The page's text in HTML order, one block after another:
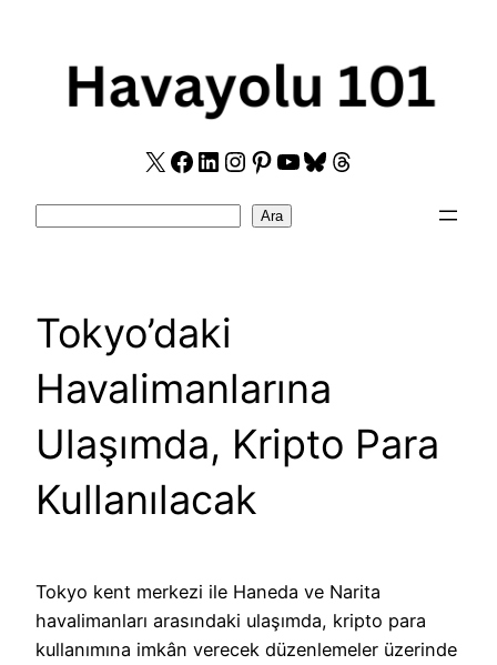
X Facebook
LinkedIn
Instagram
Pinterest
YouTube
Bluesky
Threads
Ara
Tokyo’daki
Havalimanlarına
Ulaşımda, Kripto Para
Kullanılacak
Tokyo kent merkezi ile Haneda ve Narita
havalimanları arasındaki ulaşımda, kripto para
kullanımına imkân verecek düzenlemeler üzerinde